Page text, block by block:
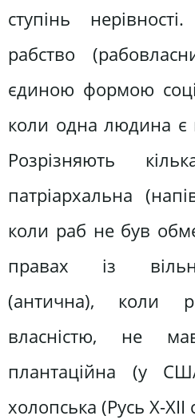
ступінь
рабство
єдиною формою
коли одна людина є
Розрізняють
патріархальна
коли раб не був
правах із
(антична), коли
власністю, не
плантаційна (у
холопська (Русь Х-ХІІ